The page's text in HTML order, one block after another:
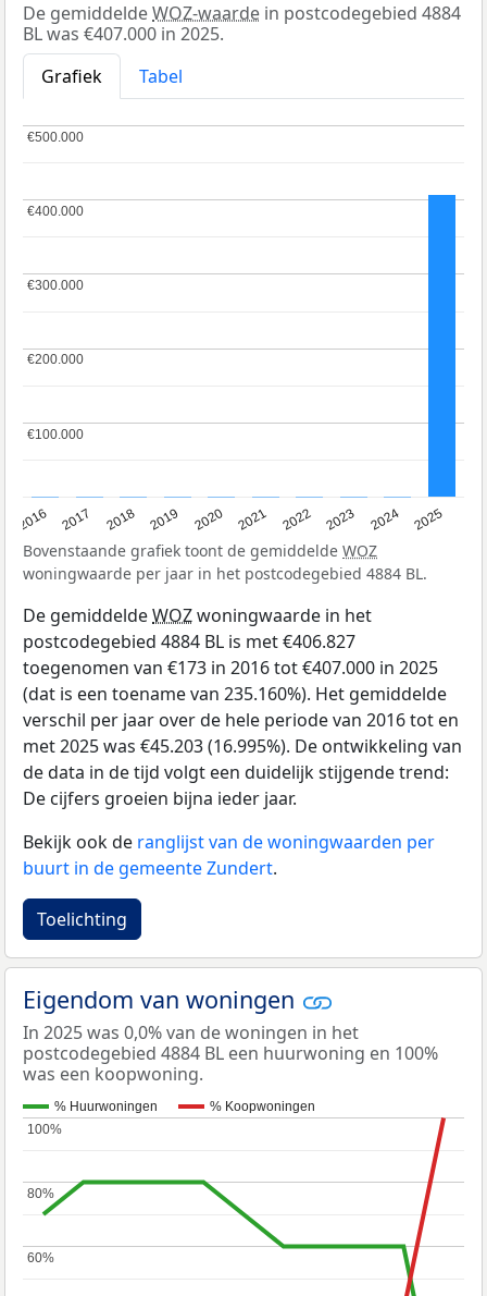
De gemiddeldeWOZ-waarde in postcodegebied 4884
BL was €407.000 in 2025.
Grafiek
Tabel
2016 2017 2018 2019 2020 2021 2022 2023 2024 2025
€100.000
€100.000
€200.000
€200.000
€300.000
€300.000
€400.000
€400.000
€500.000
€500.000
Bovenstaande grafiek toont de gemiddelde WOZ
woningwaarde per jaar in het postcodegebied 4884 BL.
De gemiddeldeWOZwoningwaarde in het
postcodegebied 4884 BL is met €406.827
toegenomen van €173 in 2016 tot €407.000 in 2025
(dat is een toename van 235.160%). Het gemiddelde
verschil per jaar over de hele periode van 2016 tot en
met 2025 was €45.203 (16.995%). De ontwikkeling van
de data in de tijd volgt een duidelijk stijgende trend:
De cijfers groeien bijna ieder jaar.
Bekijk ook de ranglijst van de woningwaarden per
buurt in de gemeente Zundert.
Toelichting
Eigendom van woningen
In 2025 was 0,0% van de woningen in het
postcodegebied 4884 BL een huurwoning en 100%
was een koopwoning.
% Huurwoningen % Koopwoningen
60%
60%
80%
80%
100%
100%